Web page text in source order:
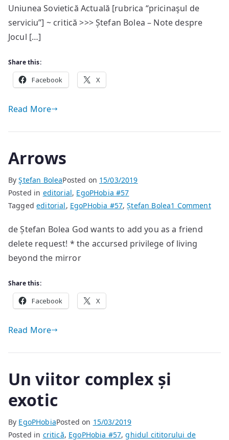
Uniunea Sovietică Actuală [rubrica “pricinaşul de
serviciu”] ~ critică >>> Ștefan Bolea – Note despre
Jocul […]
Share this:
Facebook X
Read More
Arrows
ByŞtefan BoleaPosted on 15/03/2019
Posted in editorial, EgoPHobia #57
Taggededitorial, EgoPHobia #57,Ștefan Bolea1 Commenton
de Ștefan Bolea God wants to add you as a friend
delete request! * the accursed privilege of living
beyond the mirror
Share this:
Facebook X
Read More
Un viitor complex și
exotic
By EgoPHobiaPosted on 15/03/2019
Posted in critică, EgoPHobia #57,ghidul cititorului de